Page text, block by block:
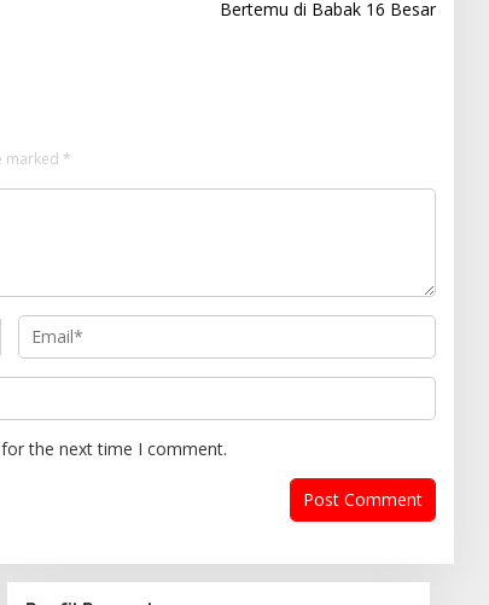
Bertemu di Babak 16 Besar
marked *
the next time I comment.